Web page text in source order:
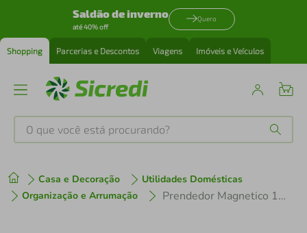
Saldão de inverno
até 40% off
Quero
Shopping Parcerias e Descontos Viagens Imóveis e Veículos
O que você está procurando?
Casa e Decoração
Utilidades Domésticas
Organização e Arrumação
Prendedor Magnetico 10 Peças Western Home
1º tenis